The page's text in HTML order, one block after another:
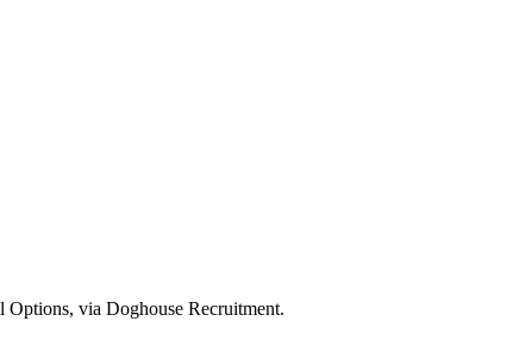
via Doghouse Recruitment.